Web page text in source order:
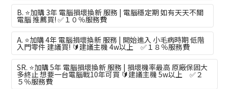
B. ⭐加購 3年 電腦損壞換新 服務 | 電腦穩定期 如有天天不關
電腦 推薦買! ✅１０％服務費
A. ⭐加購 4年 電腦損壞換新 服務 | 開始進入 小毛病時期 低階
入門零件 建議買! 🔰建議主機 4w以上 ✅１８％服務費
SR. ⭐加購 5年 電腦損壞換新 服務 | 損壞機率最高 原廠保固大
多終止 想要一台電腦戰10年可買 🔰建議主機 5w以上 ✅２
５％服務費